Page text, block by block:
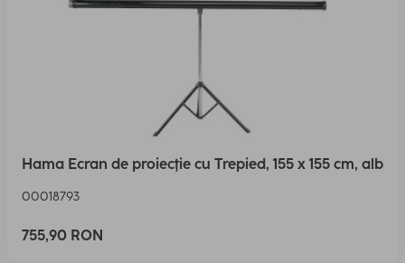
Hama Ecran de proiecţie cu Trepied, 155 x 155 cm, alb
00018793
755,90 RON